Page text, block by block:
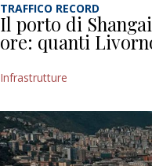
TRAFFICO RECORD
Il porto di
ore: quanti
Infrastrutture